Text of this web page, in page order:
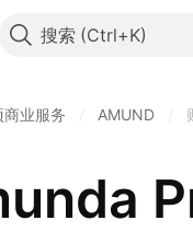
搜索
商业服务 AMUND